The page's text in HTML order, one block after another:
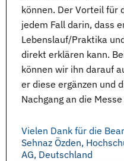
können. Der Vorteil für
jedem Fall darin, dass
Lebenslauf/Praktika
direkt erklären kann.
können wir ihn darauf
er diese ergänzen und
Nachgang an die Messe
Vielen Dank für die
Sehnaz Özden,
AG, Deutschland